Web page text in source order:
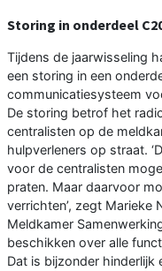
Storing in onderdeel
Tijdens de jaarwisseling
een storing in een
communicatiesysteem
De storing betrof het
centralisten op de
hulpverleners op straat.
voor de centralisten
praten. Maar daarvoor
verrichten’, zegt Marieke
Meldkamer
beschikken over alle
Dat is bijzonder hinderlijk